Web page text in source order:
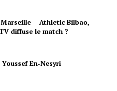
– Athletic Bilbao,
diffuse le match ?
En‑Nesyri